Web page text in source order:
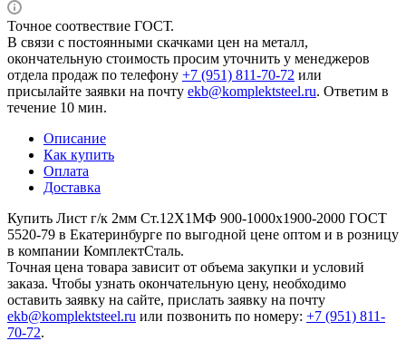
Точное соотвествие ГОСТ.
В связи с постоянными скачками цен на металл,
окончательную стоимость просим уточнить у менеджеров
отдела продаж по телефону +7 (951) 811-70-72 или
присылайте заявки на почту ekb@komplektsteel.ru. Ответим в
течение 10 мин.
Описание
Как купить
Оплата
Доставка
Купить Лист г/к 2мм Ст.12Х1МФ 900-1000х1900-2000 ГОСТ
5520-79 в Екатеринбурге по выгодной цене оптом и в розницу
в компании КомплектСталь.
Точная цена товара зависит от объема закупки и условий
заказа. Чтобы узнать окончательную цену, необходимо
оставить заявку на сайте, прислать заявку на почту
ekb@komplektsteel.ru или позвонить по номеру: +7 (951) 811-
70-72.